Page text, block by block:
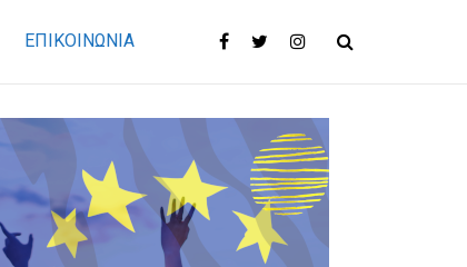
ΕΠΙΚΟΙΝΩΝΊΑ